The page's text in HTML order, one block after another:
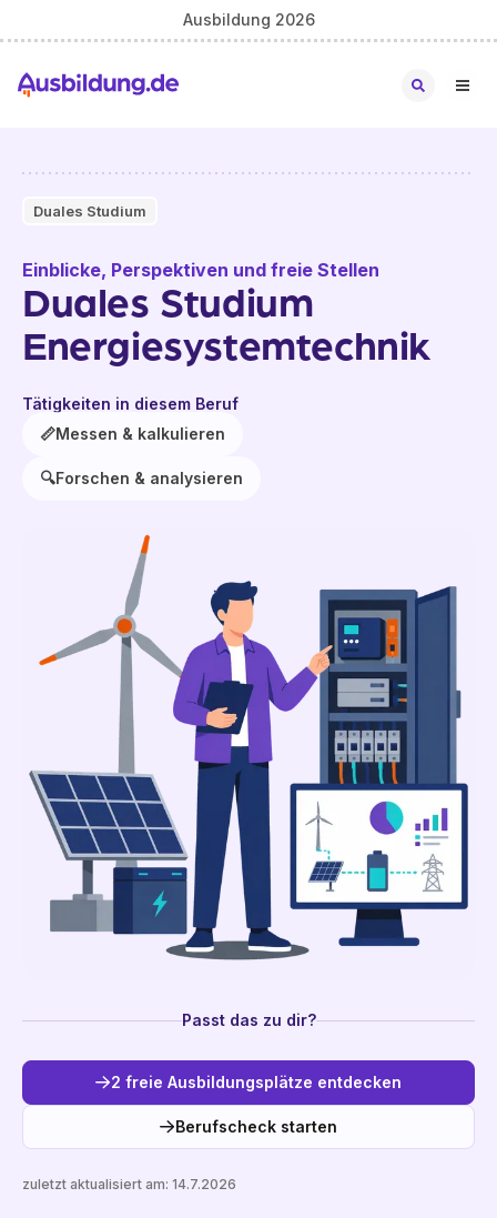
Ausbildung 2026
Duales Studium
Einblicke, Perspektiven und freie Stellen
Duales Studium
Energiesystemtechnik
Tätigkeiten in diesem Beruf
📏Messen & kalkulieren
🔍Forschen & analysieren
Passt das zu dir?
2 freie Ausbildungsplätze entdecken
Berufscheck starten
zuletzt aktualisiert am: 14.7.2026